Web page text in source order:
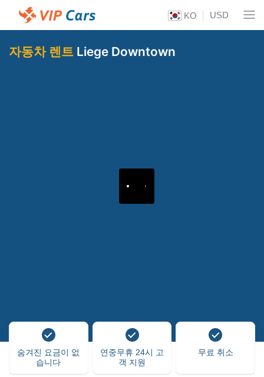
KO USD
자동차 렌트 Liege Downtown
숨겨진 요금이 없
습니다
연중무휴 24시 고
객 지원
무료 취소